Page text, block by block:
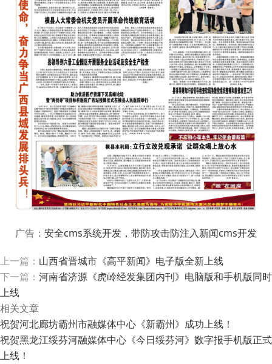
广告： 安全cms系统开发，带防攻击防注入新闻cms开发
上一篇： 山西省晋城市《高平新闻》电子版全新上线
下一篇： 河南省济源《虎岭经发集团内刊》电脑版和手机版同时
上线
相关文章
祝贺河北廊坊霸州市融媒体中心《新霸州》成功上线！
祝贺黑龙江绥芬河融媒体中心《今日绥芬河》数字报手机版正式
上线！